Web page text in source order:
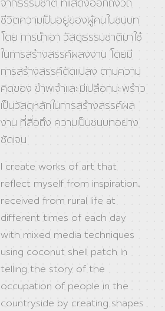
ชีวิตความเป็นอยู่ของผู้คนในชนบท
โดย การนำเอา วัสดุธรรมชาติมาใช้
ในการสร้างสรรค์ผลงงาน โดยมี
การสร้างสรรค์ดัดแปลง ตามความ
คิดของ ข้าพเจ้าและมีเปลือกมะพร้าว
เป็นวัสดุหลักในการสร้างสรรค์ผล
งาน ที่สื่อถึง ความเป็นชนบทอย่าง
ชัดเจน
I create works of art that
reflect myself from inspiration.
received from rural life at
different times of each day
with mixed media techniques
using coconut shell patch In
telling the story of the
occupation of people in the
countryside by creating shapes